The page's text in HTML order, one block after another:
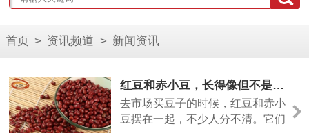
首页 > 资讯频道 > 新闻资讯
红豆和赤小豆，长得像但不是一回事
去市场买豆子的时候，红豆和赤小
豆摆在一起，不少人分不清。它们